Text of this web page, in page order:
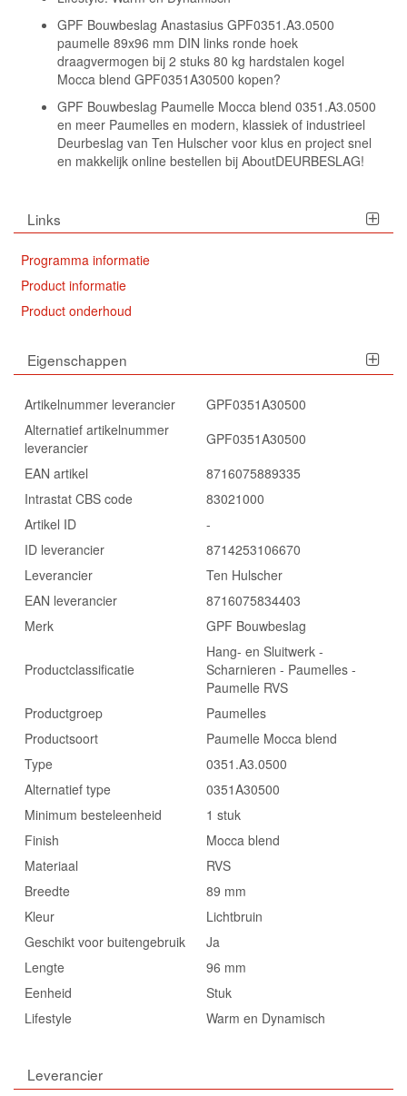
GPF Bouwbeslag Anastasius GPF0351.A3.0500
paumelle 89x96 mm DIN links ronde hoek
draagvermogen bij 2 stuks 80 kg hardstalen kogel
Mocca blend GPF0351A30500 kopen?
GPF Bouwbeslag Paumelle Mocca blend 0351.A3.0500
en meer Paumelles en modern, klassiek of industrieel
Deurbeslag van Ten Hulscher voor klus en project snel
en makkelijk online bestellen bij AboutDEURBESLAG!
Links
Programma informatie
Product informatie
Product onderhoud
Eigenschappen
Artikelnummer leverancier
GPF0351A30500
Alternatief artikelnummer
leverancier
GPF0351A30500
EAN artikel
8716075889335
Intrastat CBS code
83021000
Artikel ID
-
ID leverancier
8714253106670
Leverancier
Ten Hulscher
EAN leverancier
8716075834403
Merk
GPF Bouwbeslag
Productclassificatie
Hang- en Sluitwerk -
Scharnieren - Paumelles -
Paumelle RVS
Productgroep
Paumelles
Productsoort
Paumelle Mocca blend
Type
0351.A3.0500
Alternatief type
0351A30500
Minimum besteleenheid
1 stuk
Finish
Mocca blend
Materiaal
RVS
Breedte
89 mm
Kleur
Lichtbruin
Geschikt voor buitengebruik
Ja
Lengte
96 mm
Eenheid
Stuk
Lifestyle
Warm en Dynamisch
Leverancier